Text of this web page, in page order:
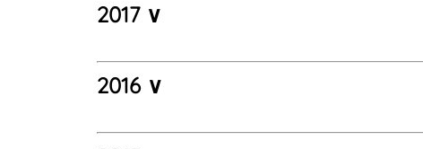
2017 ∨
2016 ∨